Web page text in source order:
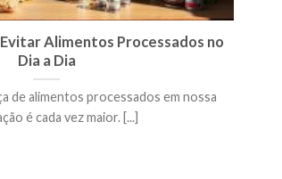
Alimentos Processados no
Dia a Dia
de alimentos processados em nossa
é cada vez maior. [...]